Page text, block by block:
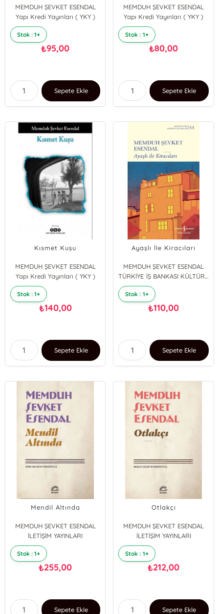
MEMDUH ŞEVKET ESENDAL
Yapı Kredi Yayınları ( YKY )
Stok : 1+
₺95,00
Sepete Ekle
MEMDUH ŞEVKET ESENDAL
Yapı Kredi Yayınları ( YKY )
Stok : 1+
₺80,00
Sepete Ekle
Kısmet Kuşu
MEMDUH ŞEVKET ESENDAL
Yapı Kredi Yayınları ( YKY )
Stok : 1+
₺140,00
Sepete Ekle
Ayaşlı İle Kiracıları
MEMDUH ŞEVKET ESENDAL
TÜRKİYE İŞ BANKASI KÜLTÜR YAYINLARI
Stok : 1+
₺110,00
Sepete Ekle
Mendil Altında
MEMDUH ŞEVKET ESENDAL
İLETİŞİM YAYINLARI
Stok : 1+
₺255,00
Sepete Ekle
Otlakçı
MEMDUH ŞEVKET ESENDAL
İLETİŞİM YAYINLARI
Stok : 1+
₺212,00
Sepete Ekle